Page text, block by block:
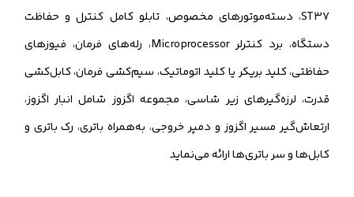
ST37، دسته‌موتورهای مخصوص، تابلو کامل کنترل و حفاظت
دستگاه، برد کنترلر Microprocessor، رله‌های فرمان، فیوزهای
حفاظتی، کلید بریکر یا کلید اتوماتیک، سیم‌کشی فرمان، کابل‌کشی
قدرت، لرزه‌گیرهای زیر شاسی، مجموعه اگزوز شامل انبار اگزوز،
ارتعاش‌گیر مسیر اگزوز و دمپر خروجی، به‌همراه باتری، رک باتری و
کابل‌ها و سر باتری‌ها ارائه می‌نماید